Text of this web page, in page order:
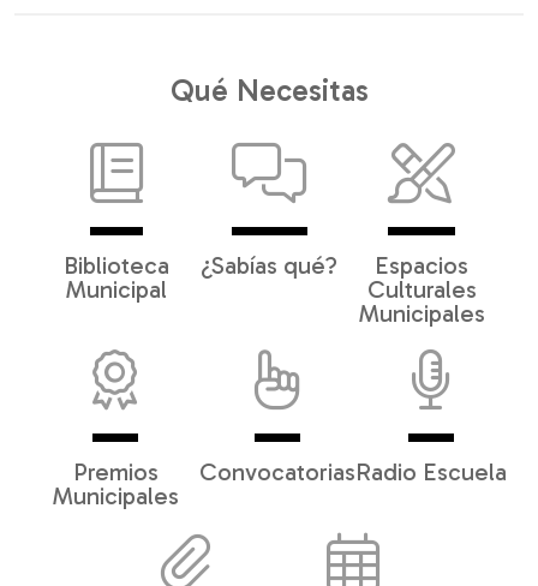
Qué Necesitas
Biblioteca
Municipal
¿Sabías qué?
Espacios
Culturales
Municipales
Premios
Municipales
ConvocatoriasRadio Escuela